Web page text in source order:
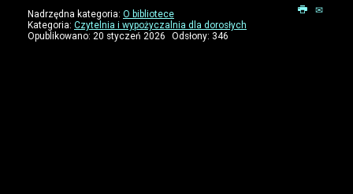
Nadrzędna kategoria: O bibliotece
Kategoria: Czytelnia i wypożyczalnia dla dorosłych
Opublikowano: 20 styczeń 2026
Odsłony: 346